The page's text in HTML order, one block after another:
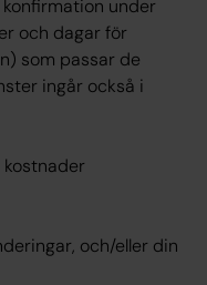
under
och dagar för
som passar de
ingår också i
och/eller din